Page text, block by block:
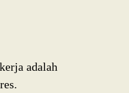
adalah